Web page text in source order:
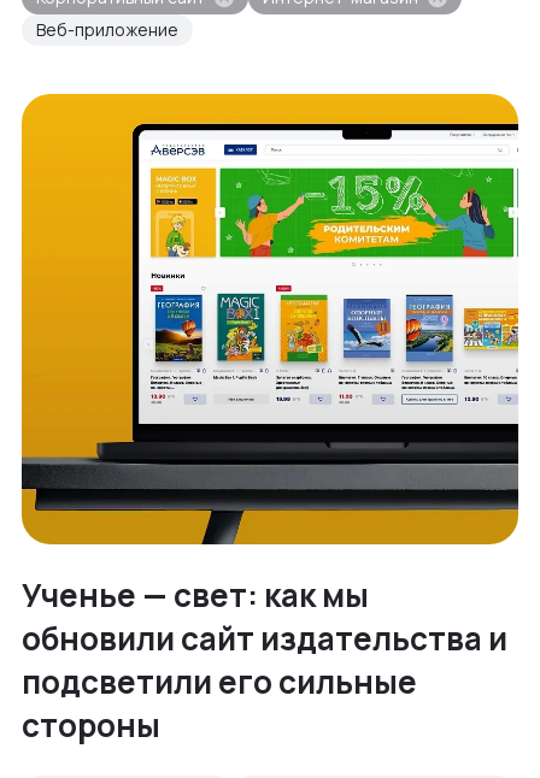
Веб-приложение
Ученье — свет: как мы
обновили сайт издательства и
подсветили его сильные
стороны